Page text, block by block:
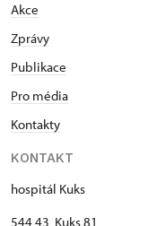
Akce
Zprávy
Publikace
Pro média
Kontakty
KONTAKT
hospitál Kuks
544 43 Kuks 81